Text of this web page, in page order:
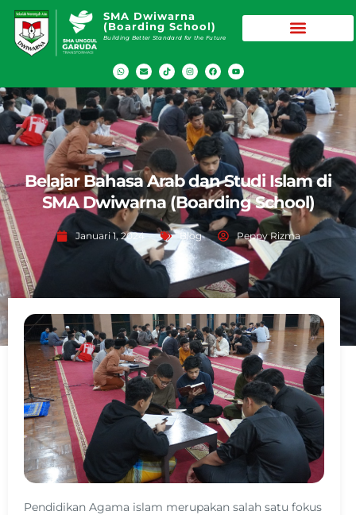
SMA Dwiwarna
(Boarding School)
Building Better Standard for the Future
Belajar Bahasa Arab dan Studi Islam di
SMA Dwiwarna (Boarding School)
Januari 1, 2024 Blog Peppy Rizma
Pendidikan Agama islam merupakan salah satu fokus